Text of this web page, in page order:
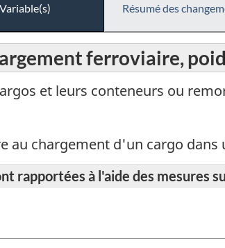
Variable(s) Résumé des
ferroviaire,
et leurs conteneurs ou
au chargement d'un cargo
rapportées à l'aide des mesures